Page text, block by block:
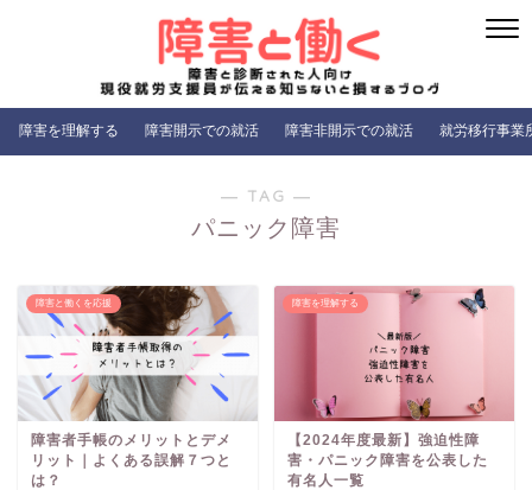
障害を理解する 障害開示での就活 障害非開示での就活 就労移行事業
― TAG ―
パニック障害
障害と働くを応援
障害者手帳のメリットとデメ
リット｜よくある誤解７つと
は？
障害を理解する
【2024年度最新】強迫性障
害・パニック障害を公表した
有名人一覧